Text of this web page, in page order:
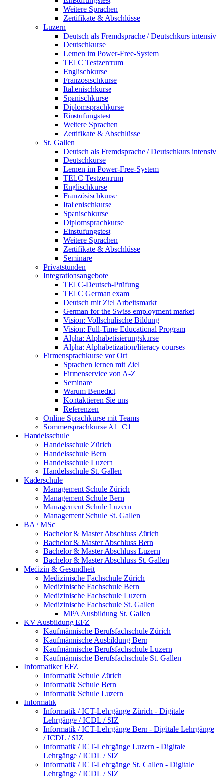
Weitere Sprachen
Zertifikate & Abschlüsse
Luzern
Deutsch als Fremdsprache / Deutschkurs intensiv
Deutschkurse
Lernen im Power-Free-System
TELC Testzentrum
Englischkurse
Französischkurse
Italienischkurse
Spanischkurse
Diplomsprachkurse
Einstufungstest
Weitere Sprachen
Zertifikate & Abschlüsse
St. Gallen
Deutsch als Fremdsprache / Deutschkurs intensiv
Deutschkurse
Lernen im Power-Free-System
TELC Testzentrum
Englischkurse
Französischkurse
Italienischkurse
Spanischkurse
Diplomsprachkurse
Einstufungstest
Weitere Sprachen
Zertifikate & Abschlüsse
Seminare
Privatstunden
Integrationsangebote
TELC-Deutsch-Prüfung
TELC German exam
Deutsch mit Ziel Arbeitsmarkt
German for the Swiss employment market
Vision: Vollschulische Bildung
Vision: Full-Time Educational Program
Alpha: Alphabetisierungskurse
Alpha: Alphabetization/literacy courses
Firmensprachkurse vor Ort
Sprachen lernen mit Ziel
Firmenservice von A-Z
Seminare
Warum Benedict
Kontaktieren Sie uns
Referenzen
Online Sprachkurse mit Teams
Sommersprachkurse A1–C1
Handelsschule
Handelsschule Zürich
Handelsschule Bern
Handelsschule Luzern
Handelsschule St. Gallen
Kaderschule
Management Schule Zürich
Management Schule Bern
Management Schule Luzern
Management Schule St. Gallen
BA / MSc
Bachelor & Master Abschluss Zürich
Bachelor & Master Abschluss Bern
Bachelor & Master Abschluss Luzern
Bachelor & Master Abschluss St. Gallen
Medizin & Gesundheit
Medizinische Fachschule Zürich
Medizinische Fachschule Bern
Medizinische Fachschule Luzern
Medizinische Fachschule St. Gallen
MPA Ausbildung St. Gallen
KV Ausbildung EFZ
Kaufmännische Berufsfachschule Zürich
Kaufmännische Ausbildung Bern
Kaufmännische Berufsfachschule Luzern
Kaufmännische Berufsfachschule St. Gallen
Informatiker EFZ
Informatik Schule Zürich
Informatik Schule Bern
Informatik Schule Luzern
Informatik
Informatik / ICT-Lehrgänge Zürich - Digitale
Lehrgänge / ICDL / SIZ
Informatik / ICT-Lehrgänge Bern - Digitale Lehrgänge
/ ICDL / SIZ
Informatik / ICT-Lehrgänge Luzern - Digitale
Lehrgänge / ICDL / SIZ
Informatik / ICT-Lehrgänge St. Gallen - Digitale
Lehrgänge / ICDL / SIZ